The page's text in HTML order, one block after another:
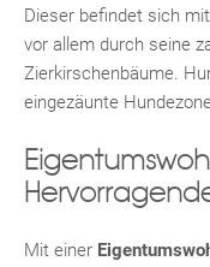
Dieser befindet sich
vor allem durch seine
Zierkirschenbäume.
eingezäunte
Mit einer